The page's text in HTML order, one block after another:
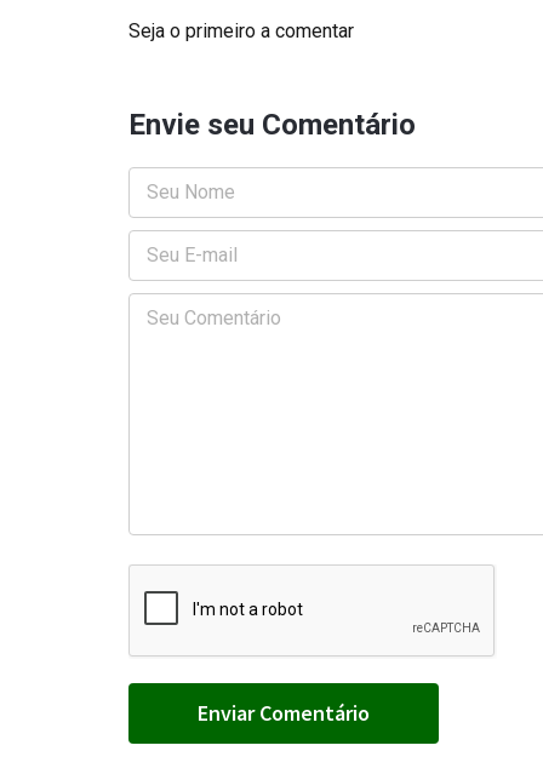
Seja o primeiro a comentar
Envie seu Comentário